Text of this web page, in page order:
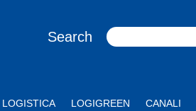
Search
LOGISTICA LOGIGREEN CANALI